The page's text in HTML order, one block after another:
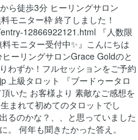
ら徒歩3分 ヒーリングサロン
モニター枠 終了しました！
12866922121.html 『人数限
モニター受付中✨』こんにちは
ーリングサロンGrace Goldのと
わずか！フルセッションをご予約
上級タロット 『ブードゥータロ
いた お客様より 素敵なご感想を
まれて初めてのタロットでし
るのかな？、、と思っていました
。 何年も聞きたかった答え。